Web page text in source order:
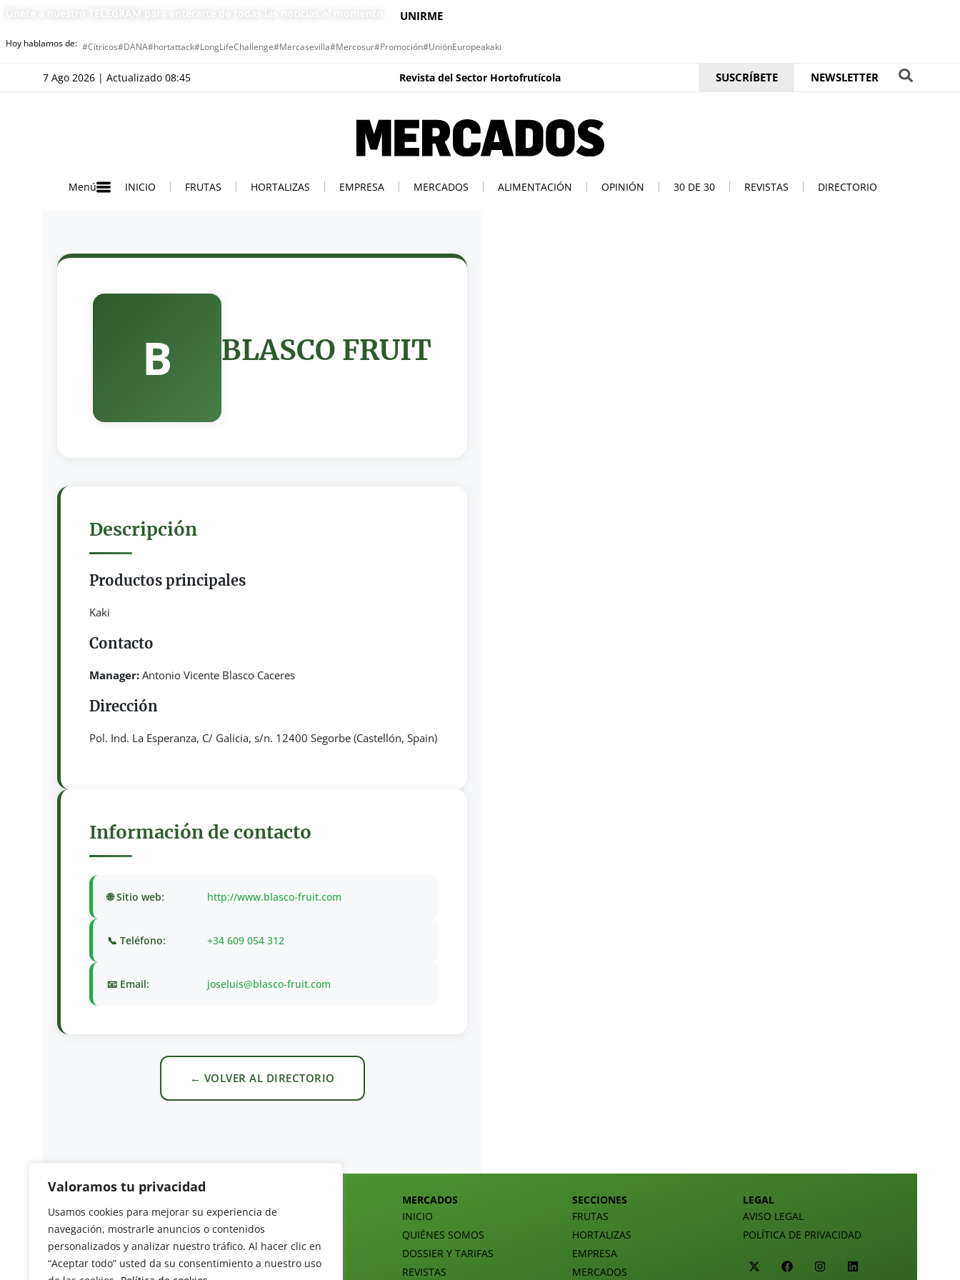
Valoramos tu privacidad
Usamos cookies para mejorar su experiencia de
navegación, mostrarle anuncios o contenidos
personalizados y analizar nuestro tráfico. Al hacer clic en
“Aceptar todo” usted da su consentimiento a nuestro uso
Únete a nuestro TELEGRAM para enterarte de todas las noticias al momento UNIRME
Hoy hablamos de: #Cítricos#DANA#hortattack#LongLifeChallenge#Mercasevilla#Mercosur#Promoción#UniónEuropeakaki
7 Ago 2026 | Actualizado 08:45 Revista del Sector Hortofrutícola SUSCRÍBETE NEWSLETTER
Menú INICIO FRUTAS HORTALIZAS EMPRESA MERCADOS ALIMENTACIÓN OPINIÓN 30 DE 30 REVISTAS DIRECTORIO
B BLASCO FRUIT
Descripción
Productos principales
Kaki
Contacto
Manager:Antonio Vicente Blasco Caceres
Dirección
Pol. Ind. La Esperanza, C/ Galicia, s/n. 12400 Segorbe (Castellón, Spain)
Información de contacto
🌐 Sitio web: http://www.blasco-fruit.com
📞 Teléfono: +34 609 054 312
📧 Email: joseluis@blasco-fruit.com
← VOLVER AL DIRECTORIO
Revista del Sector Hortofrutícola
C/ Presidente Cárdenas nº 10.
41013 Sevilla. ESPAÑA
MERCADOS
INICIO
QUIÉNES SOMOS
DOSSIER Y TARIFAS
REVISTAS
SECCIONES
FRUTAS
HORTALIZAS
EMPRESA
MERCADOS
LEGAL
AVISO LEGAL
POLÍTICA DE PRIVACIDAD